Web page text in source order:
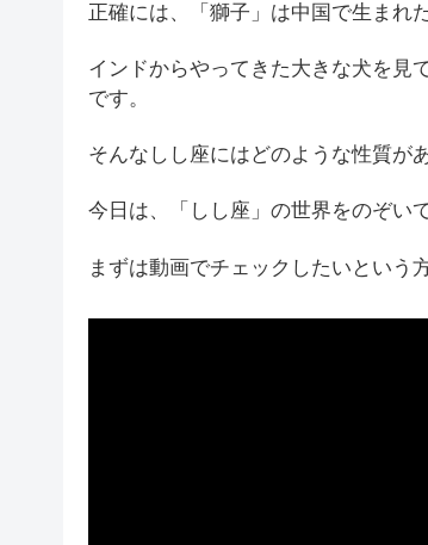
正確には、「獅子」は中国で生まれ
インドからやってきた大きな犬を見
です。
そんなしし座にはどのような性質が
今日は、「しし座」の世界をのぞい
まずは動画でチェックしたいという